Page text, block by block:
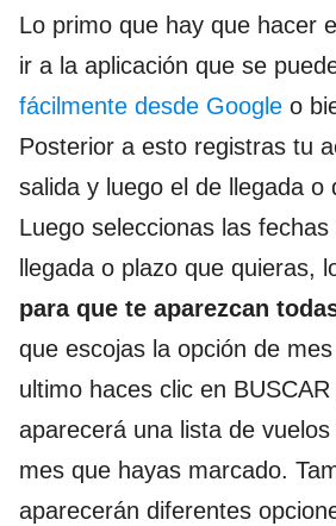
Lo primo que hay que hacer
ir a la aplicación que se
fácilmente desde Google o
Posterior a esto registras tu
salida y luego el de llegada o
Luego seleccionas las
llegada o plazo que quieras,
para que te aparezcan
que escojas la opción de
ultimo haces clic en
aparecerá una lista de
mes que hayas marcado.
aparecerán diferentes